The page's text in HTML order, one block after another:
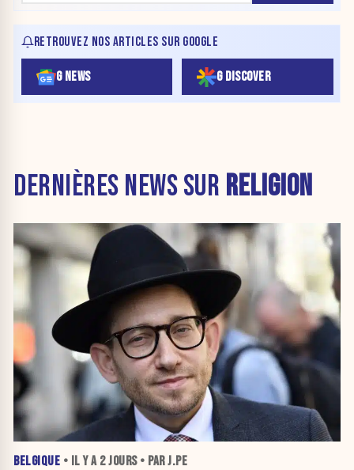
RETROUVEZ NOS ARTICLES SUR GOOGLE
G NEWS G DISCOVER
DERNIÈRES NEWS SUR RELIGION
BELGIQUE • IL Y A 2 JOURS• PAR J.PE